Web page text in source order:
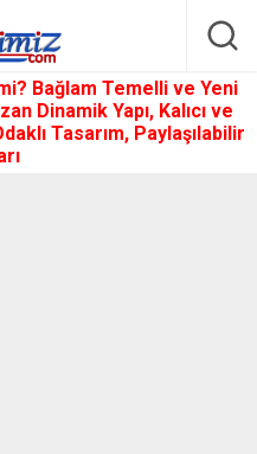
Bağlam Temelli ve Yeni
Dinamik Yapı, Kalıcı ve
Tasarım, Paylaşılabilir